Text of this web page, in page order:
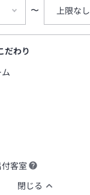
〜 上限なし
だわり
客室
閉じる